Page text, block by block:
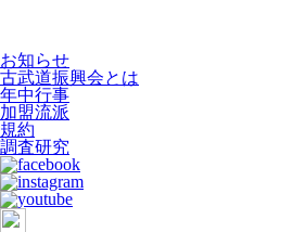
お知らせ
古武道振興会とは
年中行事
加盟流派
規約
調査研究